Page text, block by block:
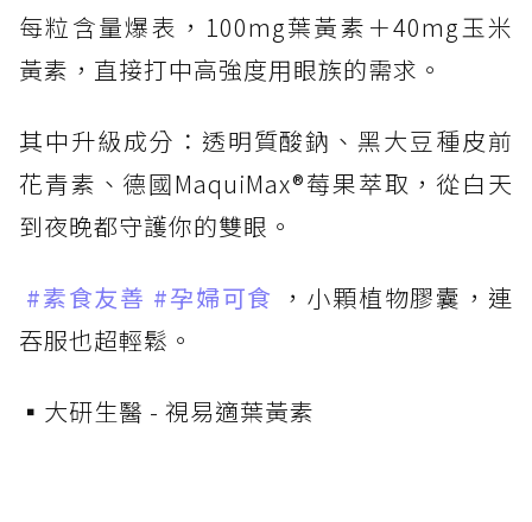
每粒含量爆表，100mg葉黃素＋40mg玉米
黃素，直接打中高強度用眼族的需求。
其中升級成分：透明質酸鈉、黑大豆種皮前
花青素、德國MaquiMax®莓果萃取，從白天
到夜晚都守護你的雙眼。
#素食友善 #孕婦可食 ，小顆植物膠囊，連
吞服也超輕鬆。
▪️大研生醫 - 視易適葉黃素